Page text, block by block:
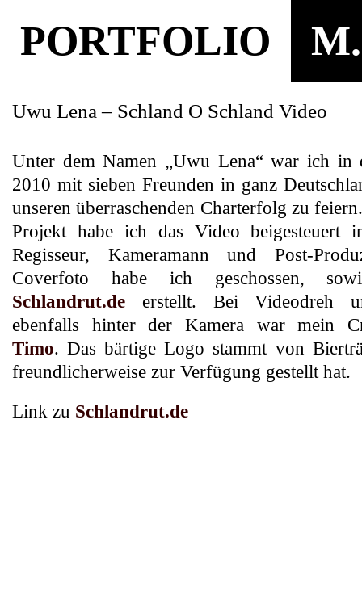
PORTFOLIO
Uwu Lena – Schland O Schland Video
Unter dem Namen „Uwu Lena“ war ich in
2010 mit sieben Freunden in ganz
unseren überraschenden Charterfolg zu
Projekt habe ich das Video beigesteuert
Regisseur, Kameramann und Post-
Coverfoto habe ich geschossen,
Schlandrut.de erstellt. Bei Videodreh
ebenfalls hinter der Kamera war mein
Timo. Das bärtige Logo stammt von
freundlicherweise zur Verfügung gestellt hat.
Link zu Schlandrut.de